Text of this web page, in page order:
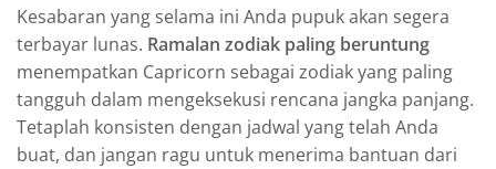
Kesabaran yang selama ini Anda pupuk akan segera
terbayar lunas. Ramalan zodiak paling beruntung
menempatkan Capricorn sebagai zodiak yang paling
tangguh dalam mengeksekusi rencana jangka panjang.
Tetaplah konsisten dengan jadwal yang telah Anda
buat, dan jangan ragu untuk menerima bantuan dari